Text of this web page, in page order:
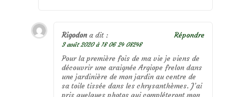
Rigodon a dit :
3 août 2020 à 18 06 24 08248
Pour la première fois de ma vie je viens de
découvrir une araignée Argiope frelon dans
une jardinière de mon jardin au centre de
sa toile tissée dans les chrysanthèmes. J’ai
pris quelques photos qui compléteront mon
Répondre